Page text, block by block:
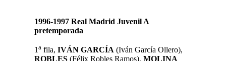
1996-1997 Real Madrid Juvenil A
pretemporada
1a fila, IVÁN GARCÍA (Iván García Ollero),
ROBLES (Félix Robles Ramos), MOLINA